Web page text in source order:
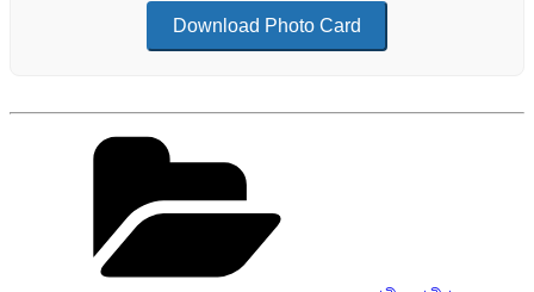
Download Photo Card